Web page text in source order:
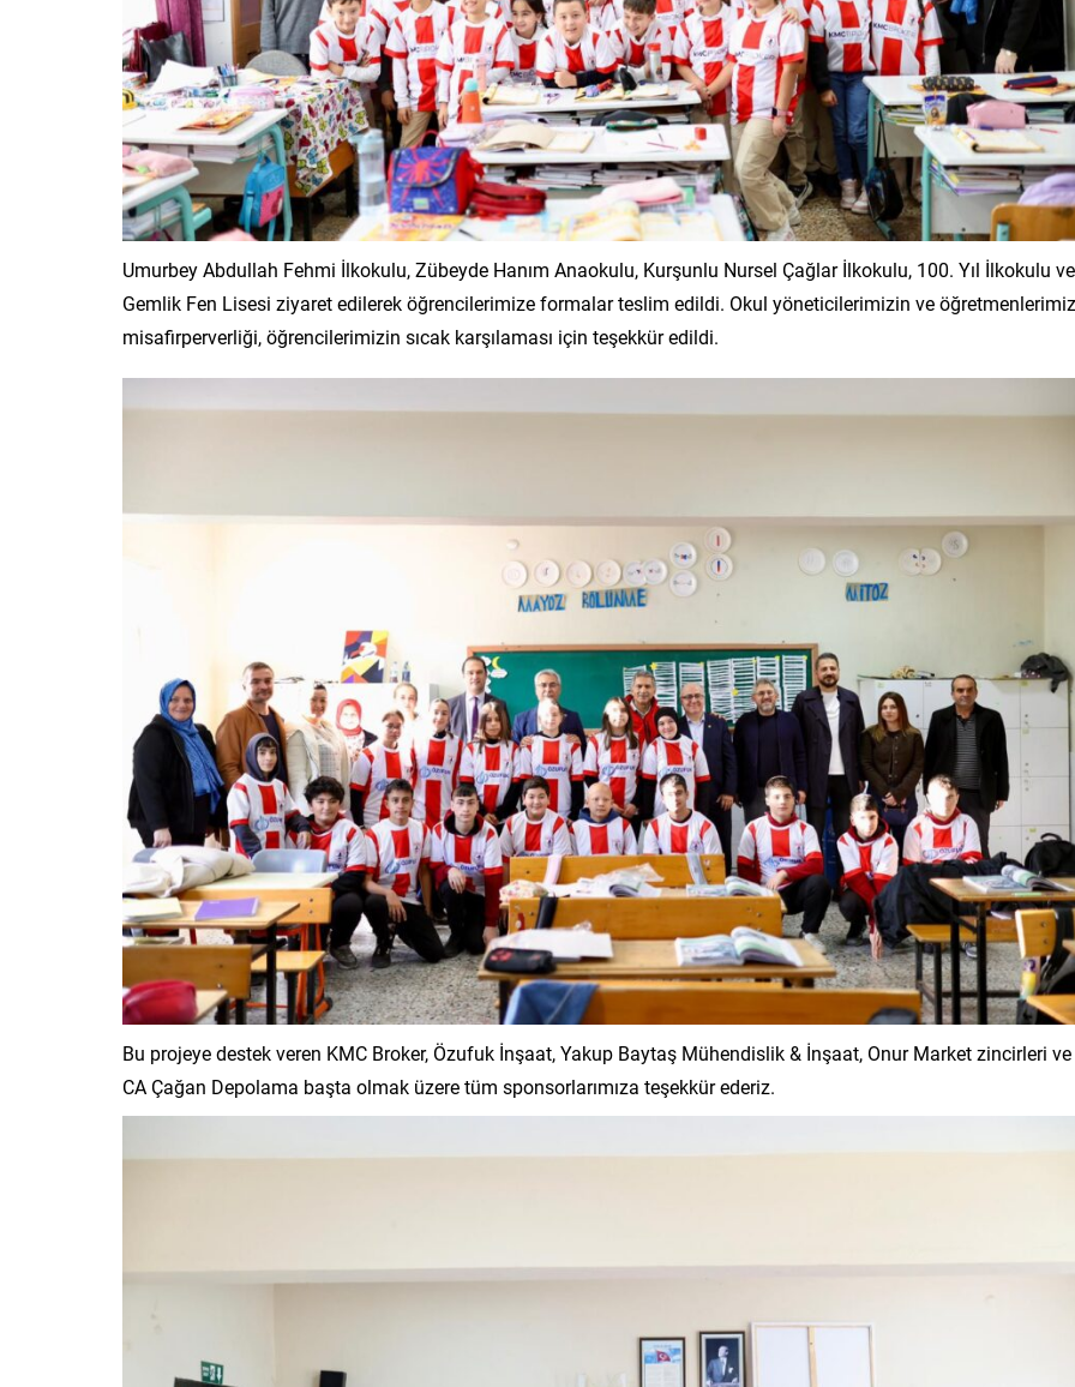
Umurbey Abdullah Fehmi İlkokulu, Zübeyde Hanım Anaokulu, Kurşunlu Nursel Çağlar İlkokulu, 100. Yıl İlkokulu ve
Gemlik Fen Lisesi ziyaret edilerek öğrencilerimize formalar teslim edildi. Okul yöneticilerimizin ve
misafirperverliği, öğrencilerimizin sıcak karşılaması için teşekkür edildi.
Bu projeye destek veren KMC Broker, Özufuk İnşaat, Yakup Baytaş Mühendislik & İnşaat, Onur Market zincirleri ve
CA Çağan Depolama başta olmak üzere tüm sponsorlarımıza teşekkür ederiz.